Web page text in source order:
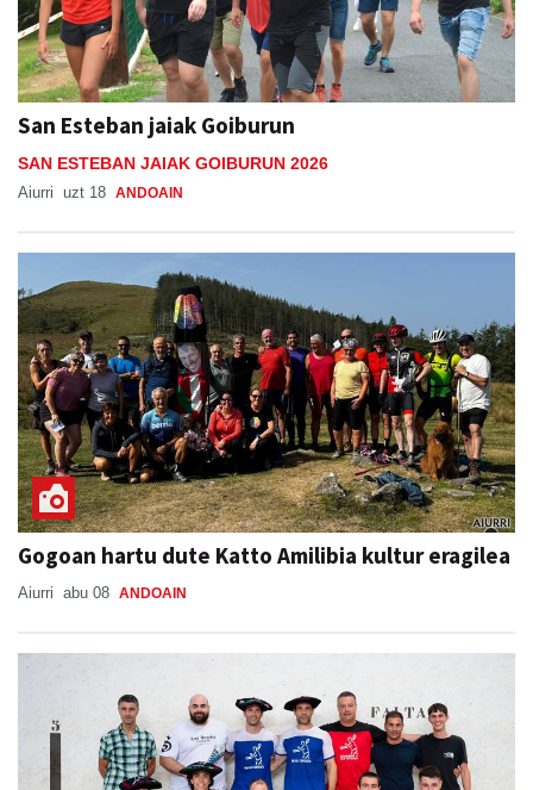
San Esteban jaiak Goiburun
SAN ESTEBAN JAIAK GOIBURUN 2026
Aiurri uzt 18 ANDOAIN
Gogoan hartu dute Katto Amilibia kultur eragilea
Aiurri abu 08 ANDOAIN